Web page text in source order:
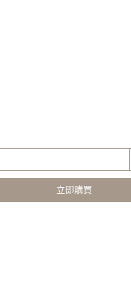
立即購買